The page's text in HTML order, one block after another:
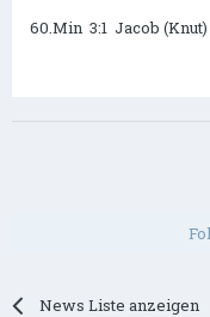
60.Min 3:1 Jacob (Knut)
News Liste anzeigen